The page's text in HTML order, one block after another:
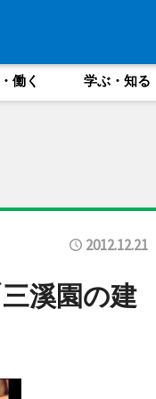
働く 学ぶ・知る
2012.12.21
溪園の建